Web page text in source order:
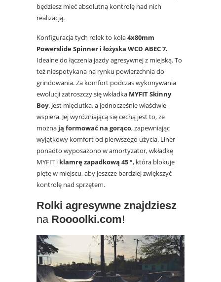
będziesz mieć absolutną kontrolę nad nich
realizacją.
Konfiguracja tych rolek to koła4x80mm
Powerslide Spinner i łożyska WCD ABEC 7.
Idealne do łączenia jazdy agresywnej z miejską. To
też niespotykana na rynku powierzchnia do
grindowania. Za komfort podczas wykonywania
ewolucji zatroszczy się wkładka MYFIT Skinny
Boy. Jest mięciutka, a jednocześnie właściwie
wspiera. Jej wyróżniającą się cechą jest to, że
można ją formować na gorąco, zapewniając
wyjątkowy komfort od pierwszego użycia. Liner
ponadto wyposażono w amortyzator, wkładkę
MYFIT i klamrę zapadkową 45 °, która blokuje
piętę w miejscu, aby jeszcze bardziej zwiększyć
kontrolę nad sprzętem.
Rolki agresywne znajdziesz
na Roooolki.com!